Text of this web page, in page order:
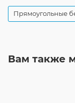
Прямоугольные
Вам также